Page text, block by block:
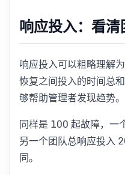
响应投入：看
响应投入可以粗略理解
恢复之间投入的时间总
够帮助管理者发现趋势。
同样是 100 起故障，一
另一个团队总响应投入
同。